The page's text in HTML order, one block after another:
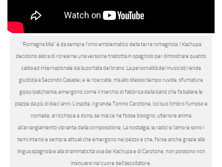
“Romagna Mia” è da sempre l’inno emblematico della terra romagnola. I Kachupa
decidono allora di ricrearne unaversione tradotta in spagnoloper dimostrare quanto
calda ed internazionale sia la portata del brano. La personalità dei musicisti rende
giustizia aSecondo Casadei , e le ricercate, ma allo stesso tempo ruvide, sfumature
gipsy/patchanka , emergono come il marchio di fabbrica della band che fa ballare le
piazze da più di dieci anni. L’ospite, il grande Tonino Carotone , col suo timbro fumoso e
nomade, arricchisce e dona, se mai ce ne fosse bisogno, ulteriore anima
all’arrangiamento vibrante della composizione. La nostalgia, le radici e l’amore sono i
temi intensi e sempre attuali che emergono nel pezzo e che, forse anche grazie alla
lingua spagnola e alla drammaticità viva dei Kachupa e di Carotone, non possono non
insinuarsi nel cuore dell’ascoltatore.